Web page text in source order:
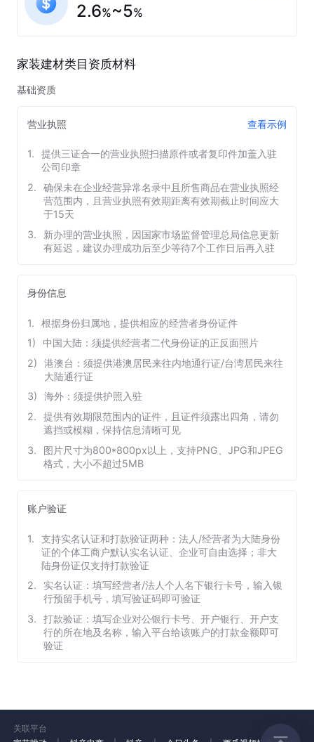
2.6%~5%
家装建材类目 资质材料
基础资质
营业执照 查看示例
1.
提供三证合一的营业执照扫描原件或者复印件加盖入驻
公司印章
2.
确保未在企业经营异常名录中且所售商品在营业执照经
营范围内，且营业执照有效期距离有效期截止时间应大
于15天
3.
新办理的营业执照，因国家市场监督管理总局信息更新
有延迟，建议办理成功后至少等待7个工作日后再入驻
身份信息
1.
根据身份归属地，提供相应的经营者身份证件
1)
中国大陆：须提供经营者二代身份证的正反面照片
2)
港澳台：须提供港澳居民来往内地通行证/台湾居民来往
大陆通行证
3)
海外：须提供护照入驻
2.
提供有效期限范围内的证件，且证件须露出四角，请勿
遮挡或模糊，保持信息清晰可见
3.
图片尺寸为800*800px以上，支持PNG、JPG和JPEG
格式，大小不超过5MB
账户验证
1.
支持实名认证和打款验证两种：法人/经营者为大陆身份
证的个体工商户默认实名认证、企业可自由选择；非大
陆身份证仅支持打款验证
2.
实名认证：填写经营者/法人个人名下银行卡号，输入银
行预留手机号，填写验证码即可验证
3.
打款验证：填写企业对公银行卡号、开户银行、开户支
行的所在地及名称，输入平台给该账户的打款金额即可
验证
关联平台